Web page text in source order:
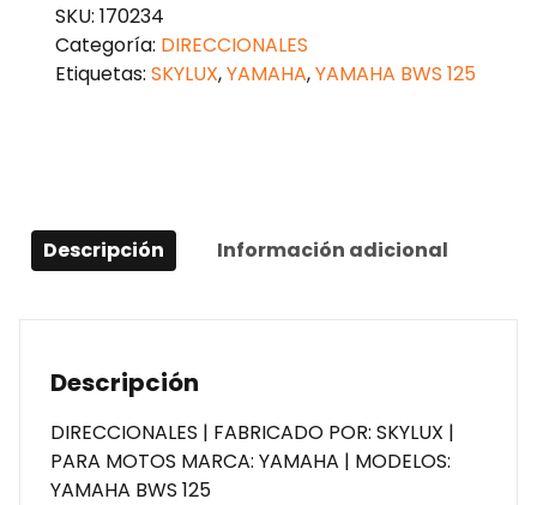
125
NARANJA
DELANTERA
SKU: 170234
Categoría: DIRECCIONALES
Etiquetas: SKYLUX,YAMAHA,YAMAHA BWS 125
Descripción Información adicional
Descripción
DIRECCIONALES | FABRICADO POR: SKYLUX |
PARA MOTOS MARCA: YAMAHA | MODELOS:
YAMAHA BWS 125